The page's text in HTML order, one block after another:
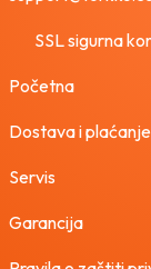
SSL sigurna
Početna
Dostava i plaćanje
Servis
Garancija